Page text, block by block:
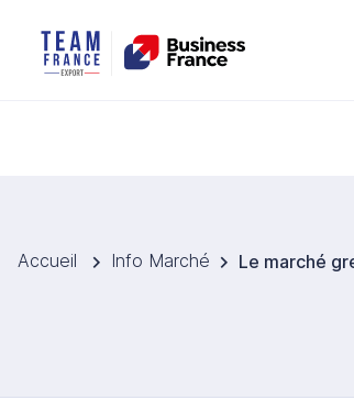
Accueil Info Marché